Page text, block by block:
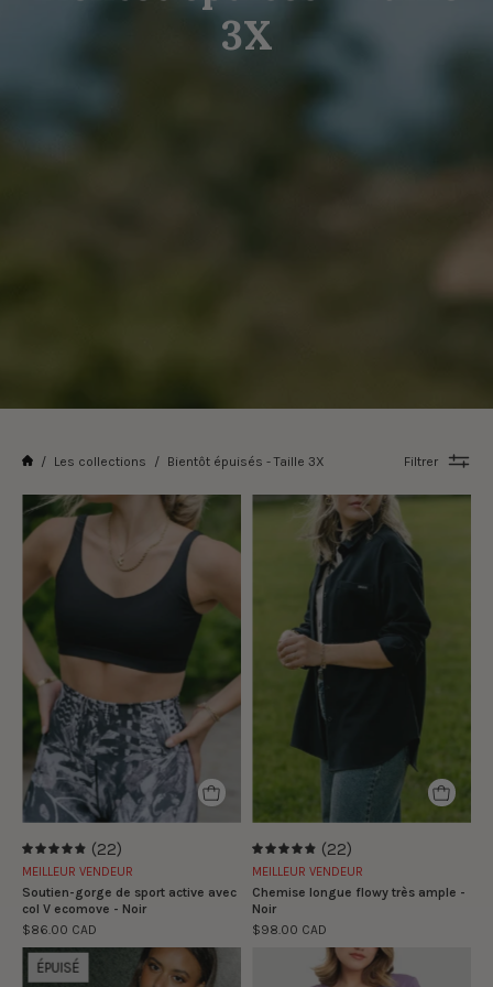
3X
/ Les collections / Bientôt épuisés - Taille 3X Filtrer
Marie
William
porte
S
|
Marie
-
William
is
size
S
4.9
(22)
MEILLEUR VENDEUR
Soutien-gorge de sport active avec
col V ecomove - Noir
$86.00 CAD
Marie
-
William
porte
taille
S
William
size
S
4.9
(22)
MEILLEUR VENDEUR
Chemise longue flowy très ample -
Noir
$98.00 CAD
Zoey
ÉPUISÉ
Short